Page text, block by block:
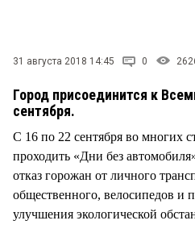
31 августа 2018 14:45 0
Город присоединится к
сентября.
С 16 по 22 сентября во многих
проходить «Дни без
отказ горожан от личного
общественного, велосипедов и
улучшения экологической